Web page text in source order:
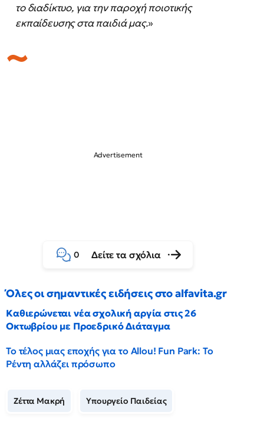
το διαδίκτυο, για την παροχή ποιοτικής
εκπαίδευσης στα παιδιά μας.»
0 Δείτε τα σχόλια
Όλες οι σημαντικές ειδήσεις στο alfavita.gr
Καθιερώνεται νέα σχολική αργία στις 26
Οκτωβρίου με Προεδρικό Διάταγμα
Το τέλος μιας εποχής για το Allou! Fun Park: Το
Ρέντη αλλάζει πρόσωπο
Ζέττα Μακρή Υπουργείο Παιδείας